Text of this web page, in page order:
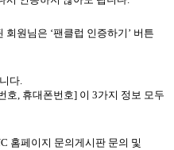
회원님은 ‘팬클럽 인증하기 ’ 버튼
다.
호, 휴대폰번호] 이 3가지 정보 모두
홈페이지 문의게시판 문의 및